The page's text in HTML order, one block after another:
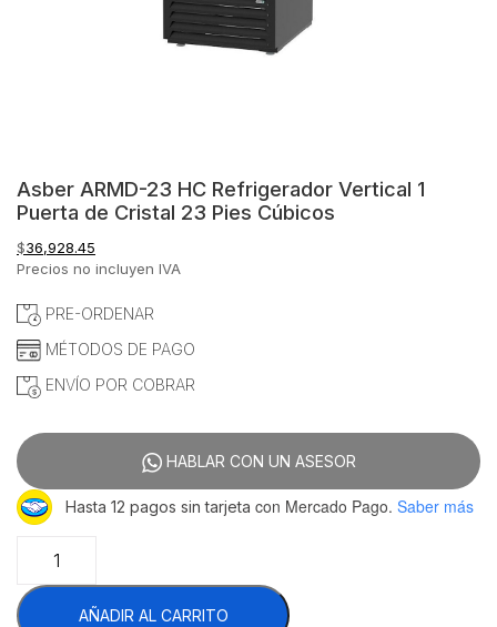
Asber ARMD-23 HC Refrigerador Vertical 1
Puerta de Cristal 23 Pies Cúbicos
$36,928.45
Precios no incluyen IVA
PRE-ORDENAR
MÉTODOS DE PAGO
ENVÍO POR COBRAR
HABLAR CON UN ASESOR
Hasta 12 pagos sin tarjeta con Mercado Pago. Saber más
ARMD-
23
HC
AÑADIR AL CARRITO